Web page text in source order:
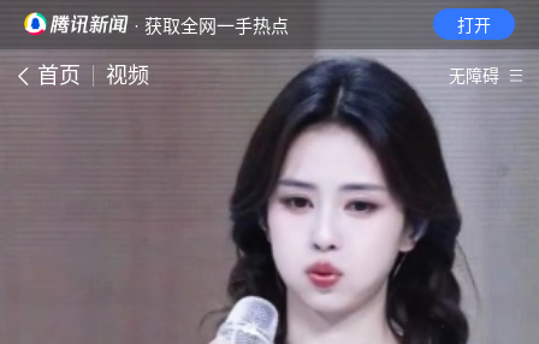
· 获取全网一手热点 打开
首页 视频 无障碍